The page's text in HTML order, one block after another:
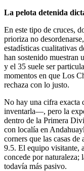
La pelota detenida
En este tipo de cruces,
prioriza no
estadísticas cualitativas
han sostenido muestran
y el 35 suele ser
momentos en que Los
rechaza con lo justo.
No hay una cifra
inventarla—, pero la
dentro de la Primera
con localía en
corners que las casas
9.5. El equipo visitante,
concede por naturaleza;
todavía más pasivo.